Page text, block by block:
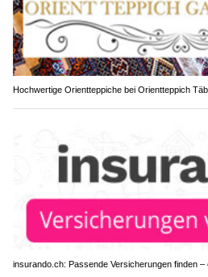
Hochwertige Orientteppiche bei Orientteppich
insurando.ch: Passende Versicherungen finden